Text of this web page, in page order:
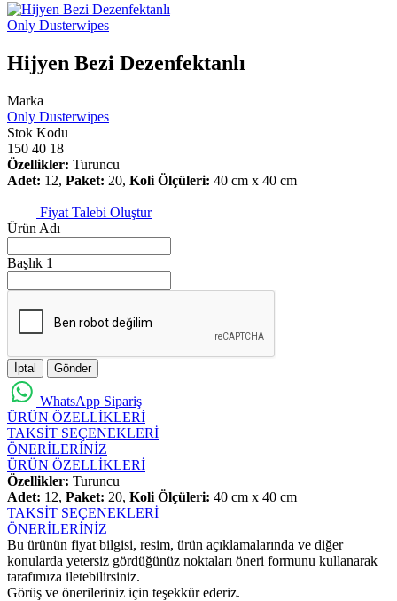
Only Dusterwipes
Hijyen Bezi Dezenfektanlı
Marka
Only Dusterwipes
Stok Kodu
150 40 18
Özellikler: Turuncu
Adet: 12, Paket: 20, Koli Ölçüleri: 40 cm x 40 cm
Fiyat Talebi Oluştur
Ürün Adı
Başlık 1
İptal Gönder
WhatsApp Sipariş
ÜRÜN ÖZELLİKLERİ
TAKSİT SEÇENEKLERİ
ÖNERİLERİNİZ
ÜRÜN ÖZELLİKLERİ
Özellikler: Turuncu
Adet: 12, Paket: 20, Koli Ölçüleri: 40 cm x 40 cm
TAKSİT SEÇENEKLERİ
ÖNERİLERİNİZ
Bu ürünün fiyat bilgisi, resim, ürün açıklamalarında ve diğer
konularda yetersiz gördüğünüz noktaları öneri formunu kullanarak
tarafımıza iletebilirsiniz.
Görüş ve önerileriniz için teşekkür ederiz.